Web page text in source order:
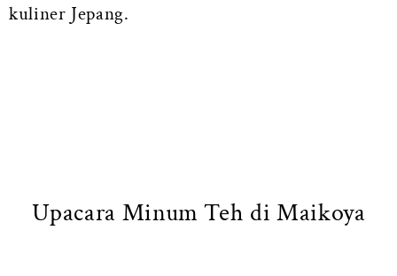
kuliner Jepang.
Upacara Minum Teh di Maikoya